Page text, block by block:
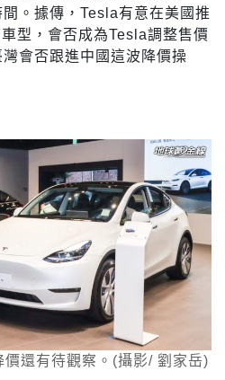
。據傳，Tesla有意在美國推
型，會否成為Tesla調整售價
會否跟進中國這波降價操
還有待觀察。(攝影/ 劉家岳)